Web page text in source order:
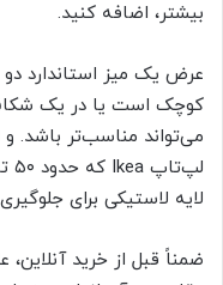
بیشتر، اضافه کنید.
عرض یک میز استاندارد
کوچک است یا در یک
می‌تواند مناسب‌تر باشد.
لایه لاستیکی برای
ضمناً قبل از خرید آنلاین،